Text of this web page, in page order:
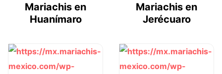
Mariachis en
Huanímaro
Mariachis en
Jerécuaro